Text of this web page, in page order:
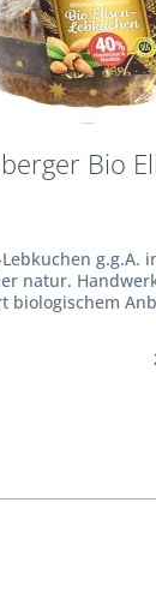
Bio
g.g.A.
natur.
biologischem